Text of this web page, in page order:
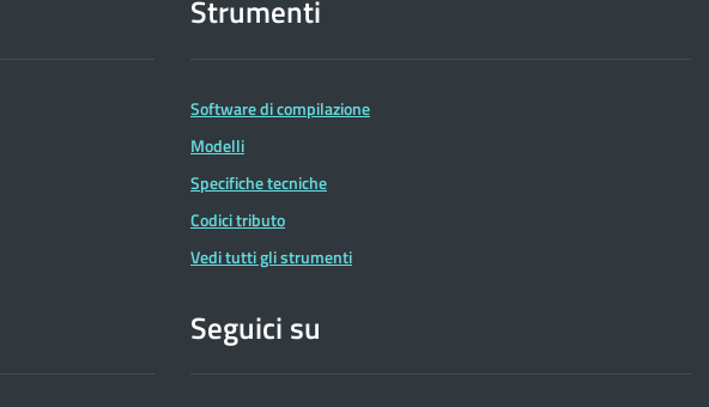
Strumenti
Software di compilazione
Modelli
Specifiche tecniche
Codici tributo
Vedi tutti gli strumenti
Seguici su